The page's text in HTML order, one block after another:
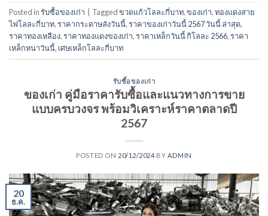
Posted inรับซื้อของเก่า Taggedขวดแก้วโลละกี่บาท,ของเก่า,ทองแดงสาย
ไฟโลละกี่บาท,ราคากระดาษลังวันนี้,ราคาของเก่าวันนี้ 2567 วันนี้ ล่าสุด,
ราคาทองเหลือง,ราคาทองแดงของเก่า,ราคาเหล็กวันนี้ กิโลละ 2566,ราคา
เหล็กหนาวันนี้, เศษเหล็กโลละกี่บาท
รับซื้อของเก่า
ของเก่า คู่มือราคารับซื้อและแนวทางการขาย
แบบครบวงจร พร้อมวิเคราะห์ราคาตลาดปี
2567
POSTED ON 20/12/2024 BY ADMIN
20
ธ.ค.